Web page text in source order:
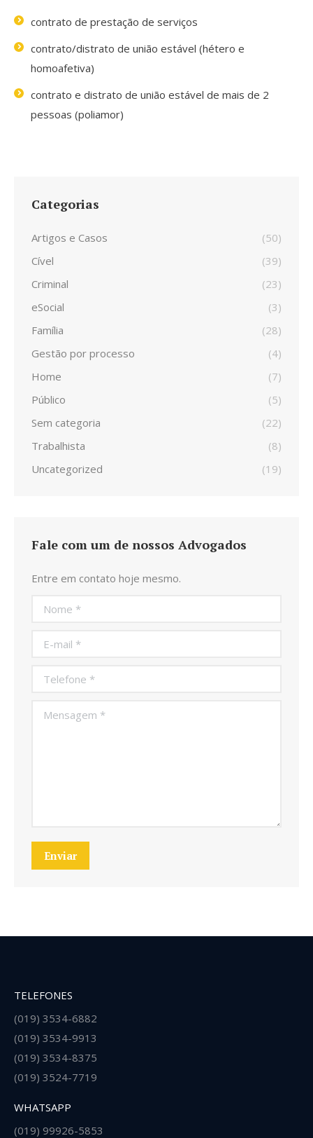
contrato de prestação de serviços
contrato/distrato de união estável (hétero e
homoafetiva)
contrato e distrato de união estável de mais de 2
pessoas (poliamor)
Categorias
Artigos e Casos
(50)
Cível
(39)
Criminal
(23)
eSocial
(3)
Família
(28)
Gestão por processo
(4)
Home
(7)
Público
(5)
Sem categoria
(22)
Trabalhista
(8)
Uncategorized
(19)
Fale com um de nossos Advogados
Entre em contato hoje mesmo.
Nome *
E-mail *
Telefone *
Mensagem *
Enviar
TELEFONES
(019) 3534-6882
(019) 3534-9913
(019) 3534-8375
(019) 3524-7719
WHATSAPP
(019) 99926-5853